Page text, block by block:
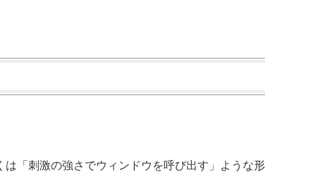
「刺激の強さでウィンドウを呼び出す」ような形